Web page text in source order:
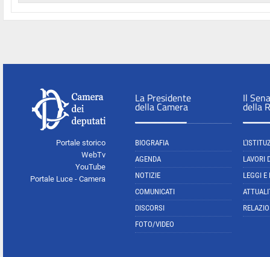
Portale storico
WebTv
YouTube
Portale Luce - Camera
La Presidente
della Camera
BIOGRAFIA
AGENDA
NOTIZIE
COMUNICATI
DISCORSI
FOTO/VIDEO
Il
della
LAVORI
LEGGI E